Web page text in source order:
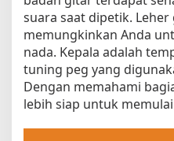
suara saat dipetik.
memungkinkan Anda
nada. Kepala adalah
tuning peg yang
Dengan memahami
lebih siap untuk